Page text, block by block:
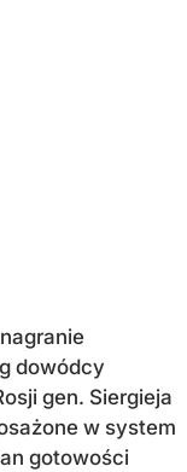
dowódcy
gen. Siergieja
w system
gotowości